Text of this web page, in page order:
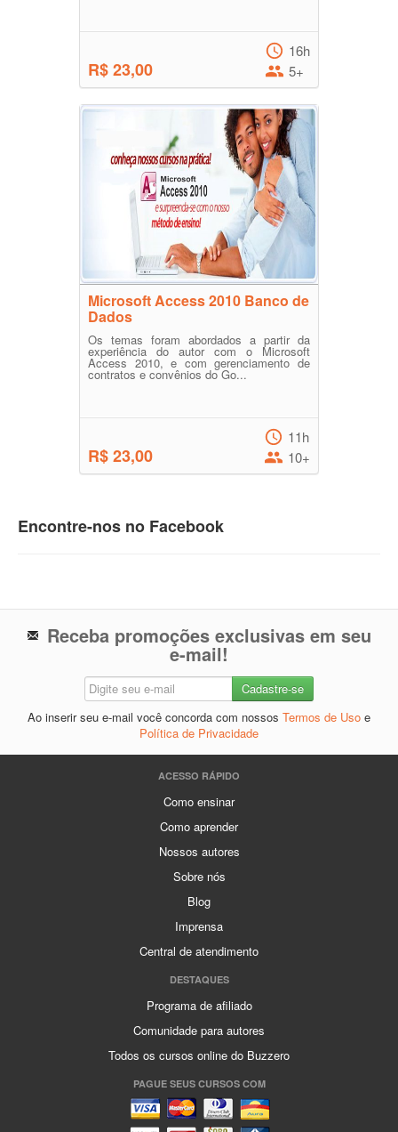
R$ 23,00
16h
5+
Microsoft Access 2010 Banco de
Dados
Os temas foram abordados a partir da
experiência do autor com o Microsoft
Access 2010, e com gerenciamento de
contratos e convênios do Go...
R$ 23,00
11h
10+
Encontre-nos no Facebook
Receba promoções exclusivas em seu
e-mail!
Ao inserir seu e-mail você concorda com nossos Termos de Uso e
Política de Privacidade
ACESSO RÁPIDO
Como ensinar
Como aprender
Nossos autores
Sobre nós
Blog
Imprensa
Central de atendimento
DESTAQUES
Programa de afiliado
Comunidade para autores
Todos os cursos online do Buzzero
PAGUE SEUS CURSOS COM